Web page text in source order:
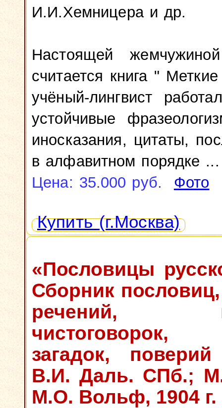
И.И.Хемницера и др.
Настоящей
считается книга "
учёный-лингвист
устойчивые
иносказания, цитаты,
в алфавитном порядке
Цена: 35.000 руб. Фото
Купить (г.Москва)
«Пословицы
Сборник
речений,
чистоговорок,
загадок,
В.И. Даль. СПб.;
М.О. Вольф, 1904 г.